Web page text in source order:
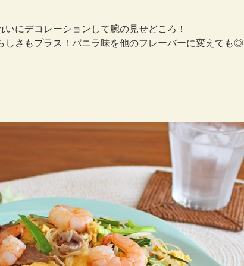
いにデコレーションして腕の見せどころ！
しさもプラス！バニラ味を他のフレーバーに変えても◎